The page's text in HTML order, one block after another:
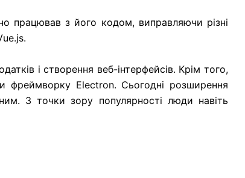
працював з його кодом, виправляючи різні
і створення веб-інтерфейсів. Крім того,
фреймворку Electron. Сьогодні розширення
З точки зору популярності люди навіть